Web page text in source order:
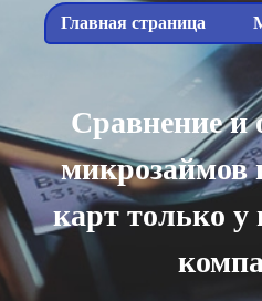
Главная страница
Сравнение и
микрозаймов
карт только